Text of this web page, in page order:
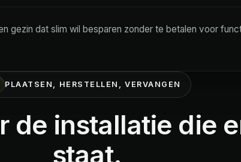
gezin dat slim wil besparen zonder te betalen voor
PLAATSEN, HERSTELLEN, VERVANGEN
de installatie die
staat.